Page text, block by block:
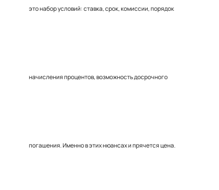
это набор условий: ставка, срок, комиссии, порядок
начисления процентов, возможность досрочного
погашения. Именно в этих нюансах и прячется цена.